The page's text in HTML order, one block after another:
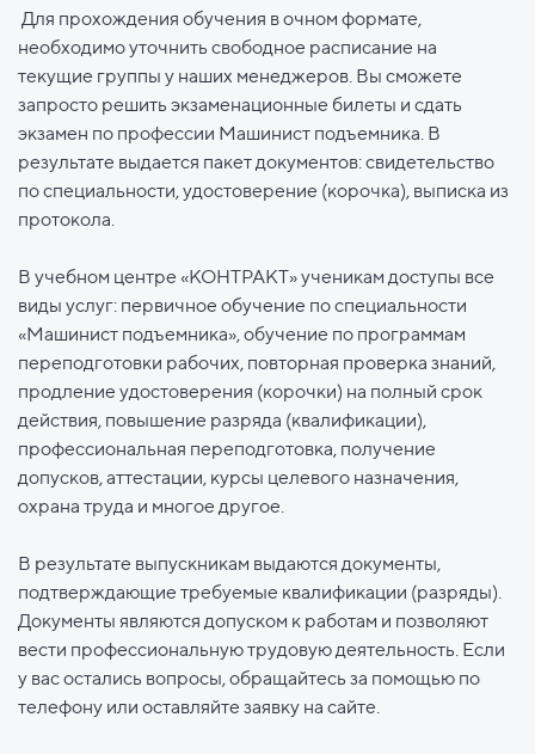
Для прохождения обучения в очном формате,
необходимо уточнить свободное расписание на
текущие группы у наших менеджеров. Вы сможете
запросто решить экзаменационные билеты и сдать
экзамен по профессии Машинист подъемника. В
результате выдается пакет документов: свидетельство
по специальности, удостоверение (корочка), выписка из
протокола.
В учебном центре «КОНТРАКТ» ученикам доступы все
виды услуг: первичное обучение по специальности
«Машинист подъемника», обучение по программам
переподготовки рабочих, повторная проверка знаний,
продление удостоверения (корочки) на полный срок
действия, повышение разряда (квалификации),
профессиональная переподготовка, получение
допусков, аттестации, курсы целевого назначения,
охрана труда и многое другое.
В результате выпускникам выдаются документы,
подтверждающие требуемые квалификации (разряды).
Документы являются допуском к работам и позволяют
вести профессиональную трудовую деятельность. Если
у вас остались вопросы, обращайтесь за помощью по
телефону или оставляйте заявку на сайте.